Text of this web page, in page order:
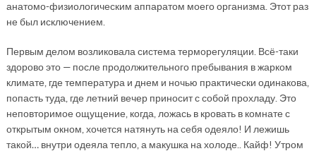
анатомо-физиологическим аппаратом моего организма. Этот раз
не был исключением.
Первым делом возликовала система терморегуляции. Всё-таки
здорово это — после продолжительного пребывания в жарком
климате, где температура и днем и ночью практически одинакова,
попасть туда, где летний вечер приносит с собой прохладу. Это
неповторимое ощущение, когда, ложась в кровать в комнате с
открытым окном, хочется натянуть на себя одеяло! И лежишь
такой… внутри одеяла тепло, а макушка на холоде.. Кайф! Утром